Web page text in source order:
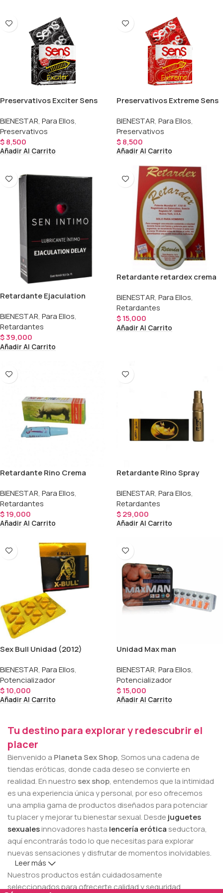
Preservativos Exciter Sens
BIENESTAR, Para Ellos,
Preservativos
$8,500
Añadir Al Carrito
Preservativos Extreme Sens
BIENESTAR, Para Ellos,
Preservativos
$8,500
Añadir Al Carrito
Retardante Ejaculation
BIENESTAR, Para Ellos,
Retardantes
$39,000
Añadir Al Carrito
Retardante retardex crema
BIENESTAR, Para Ellos,
Retardantes
$15,000
Añadir Al Carrito
Retardante Rino Crema
BIENESTAR, Para Ellos,
Retardantes
$19,000
Añadir Al Carrito
Retardante Rino Spray
BIENESTAR, Para Ellos,
Retardantes
$29,000
Añadir Al Carrito
Sex Bull Unidad (2012)
BIENESTAR, Para Ellos,
Potencializador
$10,000
Añadir Al Carrito
Unidad Max man
BIENESTAR, Para Ellos,
Potencializador
$15,000
Añadir Al Carrito
Tu destino para explorar y redescubrir el
placer
Bienvenido a Planeta Sex Shop, Somos una cadena de
tiendas eróticas, donde cada deseo se convierte en
realidad. En nuestro sex shop, entendemos que la intimidad
es una experiencia única y personal, por eso ofrecemos
una amplia gama de productos diseñados para potenciar
tu placer y mejorar tu bienestar sexual. Desde juguetes
sexualesinnovadores hasta lencería erótica seductora,
aquí encontrarás todo lo que necesitas para explorar
nuevas sensaciones y disfrutar de momentos inolvidables.
Nuestros productos están cuidadosamente
seleccionados para ofrecerte calidad y seguridad.
Leer más